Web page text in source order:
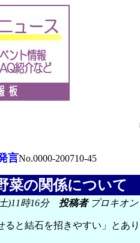
言No.0000-200710-45
菜の関係について
)11時16分 投稿者プロキオン
ると結石を招きやすい」とあ